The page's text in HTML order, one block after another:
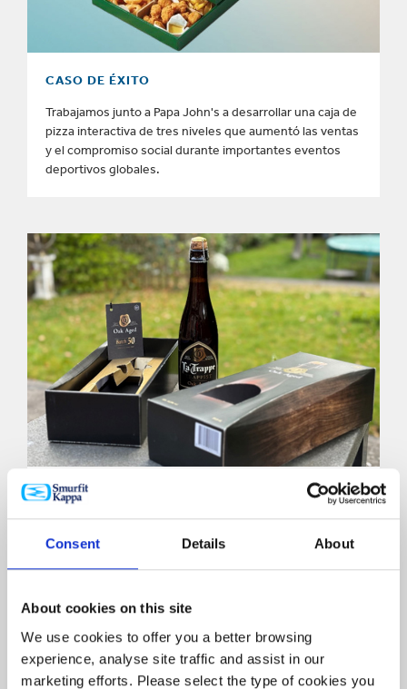
Consent Details About
About cookies on this site
We use cookies to offer you a better browsing
experience, analyse site traffic and assist in our
marketing efforts. Please select the type of cookies you
CASO DE ÉXITO
Trabajamos junto a Papa John's a desarrollar una caja de
pizza interactiva de tres niveles que aumentó las ventas
y el compromiso social durante importantes eventos
deportivos globales.
CASO DE ÉXITO
Brewery para celebrar el 50º lote de cerveza de La
VER TODOS LOS CASOS DE ÉXITO